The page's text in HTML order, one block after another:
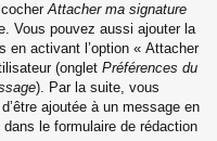
cocherAttacher ma signature
Vous pouvez aussi ajouter la
en activant l’option « Attacher
(onglet Préférences du
). Par la suite, vous
ajoutée à un message en
dans le formulaire de rédaction